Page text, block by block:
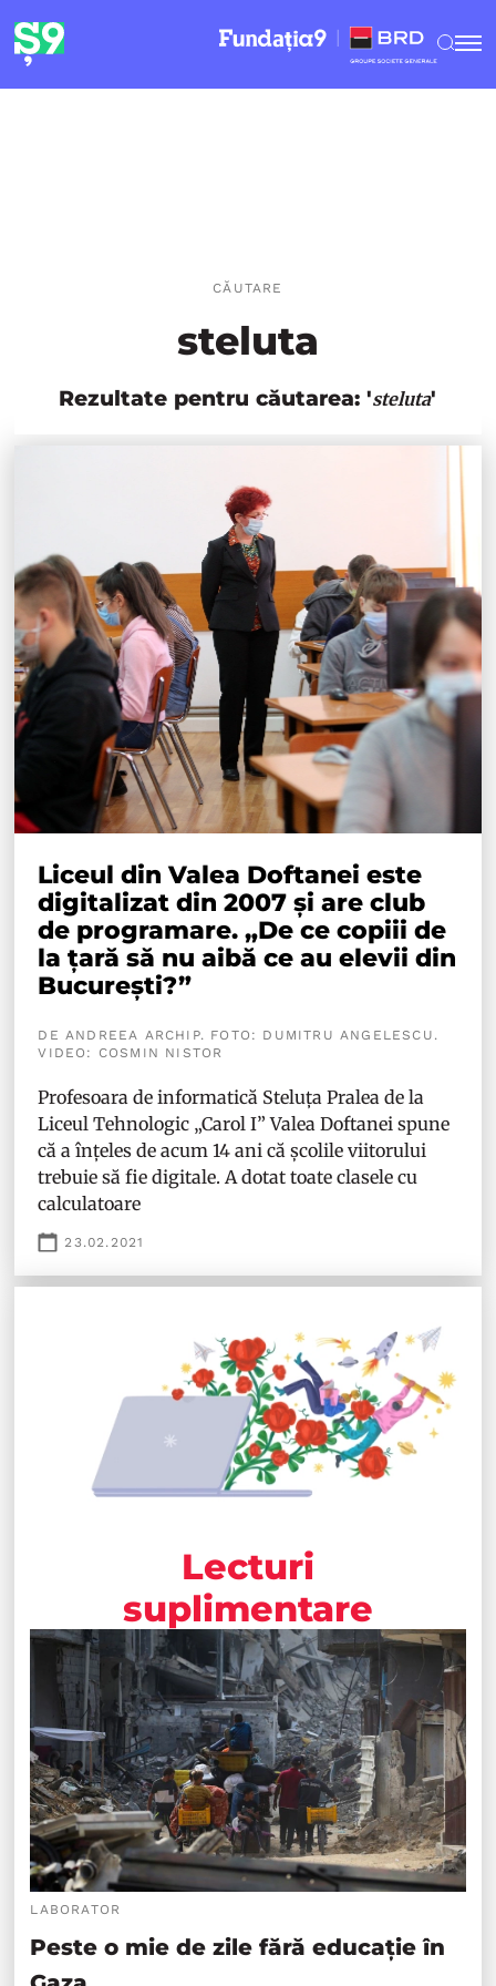
CĂUTARE
steluta
Rezultate pentru căutarea: 'steluta'
Liceul din Valea Doftanei este
digitalizat din 2007 și are club
de programare. „De ce copiii de
la țară să nu aibă ce au elevii din
București?”
DE ANDREEA ARCHIP. FOTO: DUMITRU ANGELESCU.
VIDEO: COSMIN NISTOR
Profesoara de informatică Steluța Pralea de la
Liceul Tehnologic „Carol I” Valea Doftanei spune
că a înțeles de acum 14 ani că școlile viitorului
trebuie să fie digitale. A dotat toate clasele cu
calculatoare
23.02.2021
Lecturi
suplimentare
LABORATOR
Peste o mie de zile fără educație în